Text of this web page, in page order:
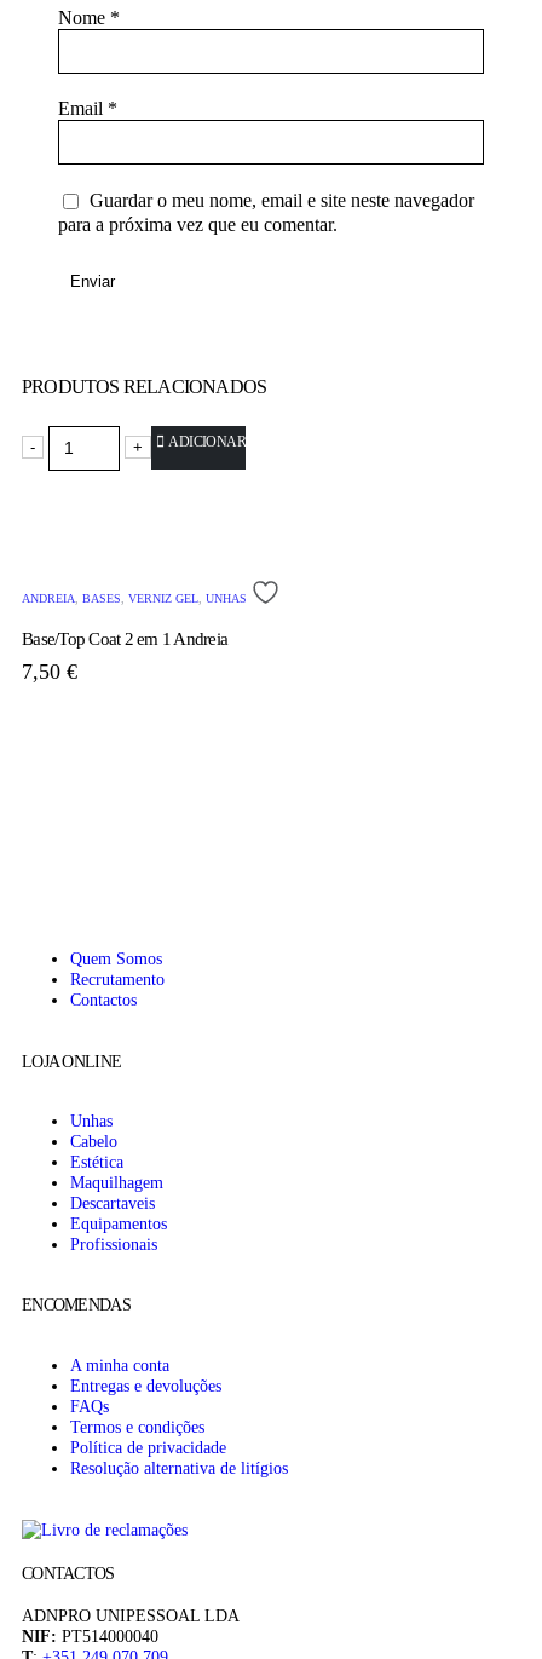
Nome *
Email *
Guardar o meu nome, email e site neste navegador
para a próxima vez que eu comentar.
PRODUTOS RELACIONADOS
- + ADICIONAR
ANDREIA BASES VERNIZ GEL UNHAS
Base/Top Coat 2 em 1 Andreia
7,50 €
Quem Somos
Recrutamento
Contactos
LOJA ONLINE
Unhas
Cabelo
Estética
Maquilhagem
Descartaveis
Equipamentos
Profissionais
ENCOMENDAS
A minha conta
Entregas e devoluções
FAQs
Termos e condições
Política de privacidade
Resolução alternativa de litígios
CONTACTOS
ADNPRO UNIPESSOAL LDA
NIF: PT514000040